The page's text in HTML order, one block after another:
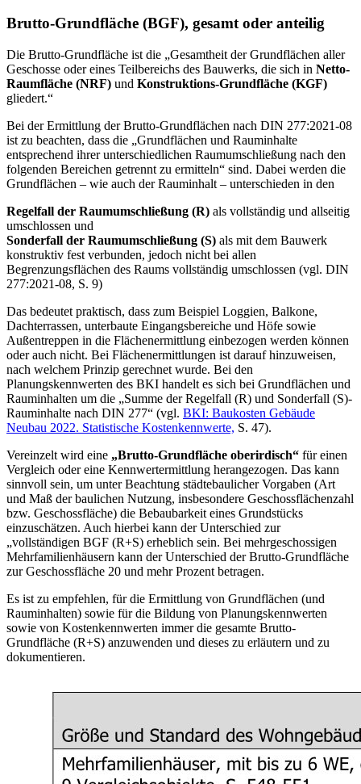
Brutto-Grundfläche (BGF), gesamt oder anteilig
Die Brutto-Grundfläche ist die „Gesamtheit der Grundflächen aller
Geschosse oder eines Teilbereichs des Bauwerks, die sich in Netto-
Raumfläche (NRF) und Konstruktions-Grundfläche (KGF)
gliedert.“
Bei der Ermittlung der Brutto-Grundflächen nach DIN 277:2021-08
ist zu beachten, dass die „Grundflächen und Rauminhalte
entsprechend ihrer unterschiedlichen Raumumschließung nach den
folgenden Bereichen getrennt zu ermitteln“ sind. Dabei werden die
Grundflächen – wie auch der Rauminhalt – unterschieden in den
Regelfall der Raumumschließung (R) als vollständig und allseitig
umschlossen und
Sonderfall der Raumumschließung (S) als mit dem Bauwerk
konstruktiv fest verbunden, jedoch nicht bei allen
Begrenzungsflächen des Raums vollständig umschlossen (vgl. DIN
277:2021-08, S. 9)
Das bedeutet praktisch, dass zum Beispiel Loggien, Balkone,
Dachterrassen, unterbaute Eingangsbereiche und Höfe sowie
Außentreppen in die Flächenermittlung einbezogen werden können
oder auch nicht. Bei Flächenermittlungen ist darauf hinzuweisen,
nach welchem Prinzip gerechnet wurde. Bei den
Planungskennwerten des BKI handelt es sich bei Grundflächen und
Rauminhalten um die „Summe der Regelfall (R) und Sonderfall (S)-
Rauminhalte nach DIN 277“ (vgl. BKI: Baukosten Gebäude
Neubau 2022. Statistische Kostenkennwerte, S. 47).
Vereinzelt wird eine „Brutto-Grundfläche oberirdisch“ für einen
Vergleich oder eine Kennwertermittlung herangezogen. Das kann
sinnvoll sein, um unter Beachtung städtebaulicher Vorgaben (Art
und Maß der baulichen Nutzung, insbesondere Geschossflächenzahl
bzw. Geschossfläche) die Bebaubarkeit eines Grundstücks
einzuschätzen. Auch hierbei kann der Unterschied zur
„vollständigen BGF (R+S) erheblich sein. Bei mehrgeschossigen
Mehrfamilienhäusern kann der Unterschied der Brutto-Grundfläche
zur Geschossfläche 20 und mehr Prozent betragen.
Es ist zu empfehlen, für die Ermittlung von Grundflächen (und
Rauminhalten) sowie für die Bildung von Planungskennwerten
sowie von Kostenkennwerten immer die gesamte Brutto-
Grundfläche (R+S) anzuwenden und dieses zu erläutern und zu
dokumentieren.